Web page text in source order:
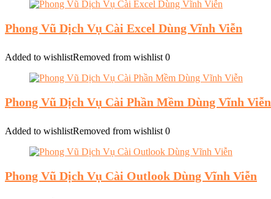
Phong Vũ Dịch Vụ Cài Excel Dùng Vĩnh Viễn
Added to wishlistRemoved from wishlist 0
Phong Vũ Dịch Vụ Cài Phần Mềm Dùng Vĩnh Viễn
Added to wishlistRemoved from wishlist 0
Phong Vũ Dịch Vụ Cài Outlook Dùng Vĩnh Viễn